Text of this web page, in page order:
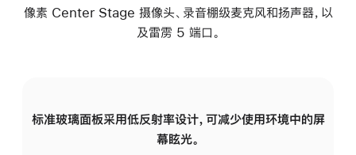
像素 Center Stage 摄像头、录音棚级麦克风和扬声器，以
及雷雳 5 端口。
标准玻璃面板采用低反射率设计，可减少使用环境中的屏
幕眩光。